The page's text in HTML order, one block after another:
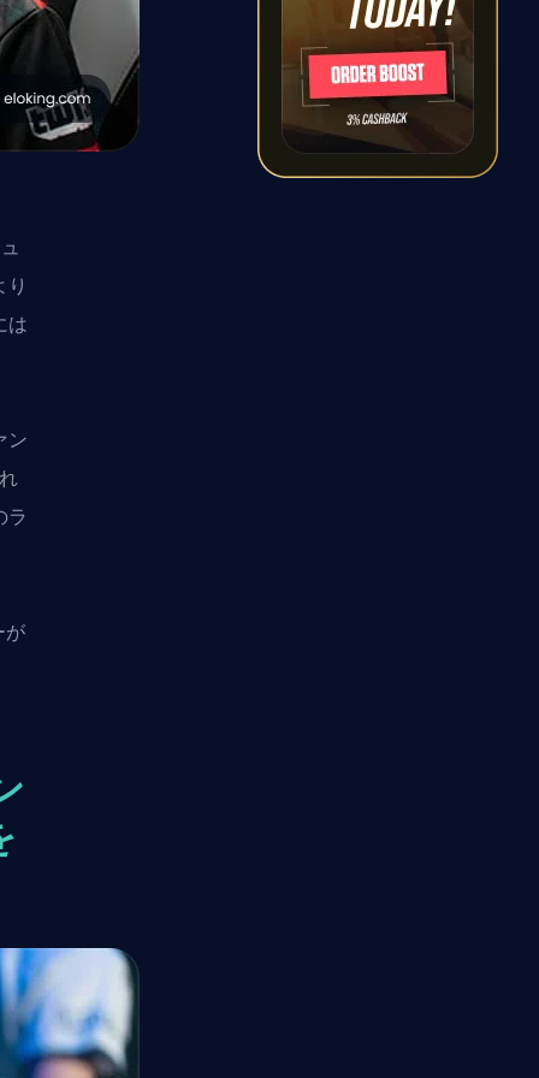
は
ン
ラ
が